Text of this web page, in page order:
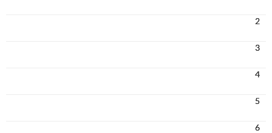
2
3
4
5
6